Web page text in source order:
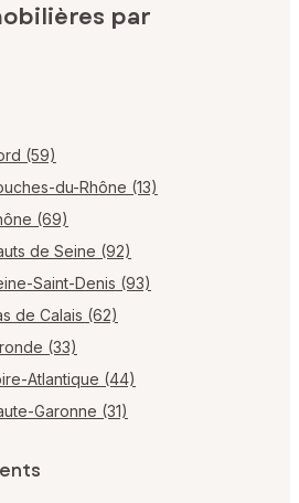
par
(59)
du-Rhône (13)
(69)
de Seine (92)
Saint-Denis (93)
de Calais (62)
(33)
Atlantique (44)
Garonne (31)